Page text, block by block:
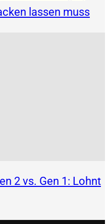
lassen muss
2 vs. Gen 1: Lohnt